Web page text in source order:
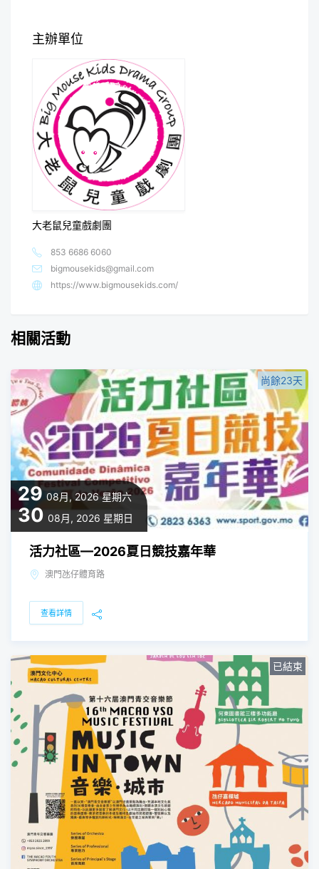
主辦單位
大老鼠兒童戲劇團
853 6686 6060
bigmousekids@gmail.com
https://www.bigmousekids.com/
相關活動
29 08月, 2026 星期六
30 08月, 2026 星期日
尚餘23天
活力社區—2026夏日競技嘉年華
澳門氹仔體育路
查看詳情
已結束